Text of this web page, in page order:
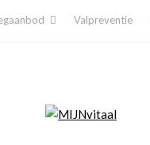
Valpreventie